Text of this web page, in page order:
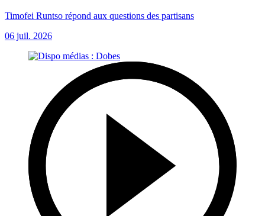
Timofei Runtso répond aux questions des partisans
06 juil. 2026